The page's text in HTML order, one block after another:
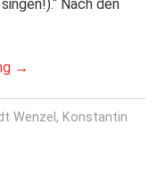
Nach den
→
Wenzel , Konstantin